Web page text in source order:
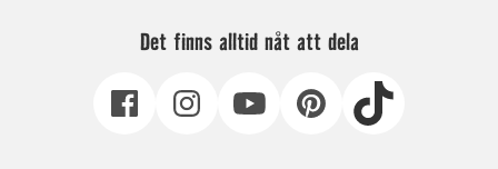
Det finns alltid nåt att dela